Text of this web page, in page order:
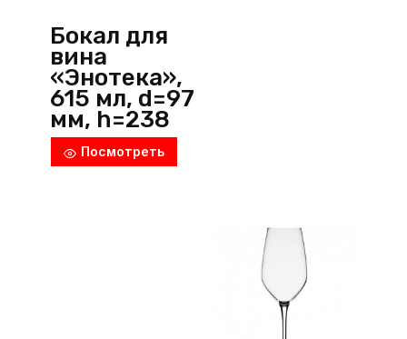
Бокал для
вина
«Энотека»,
615 мл, d=97
мм, h=238
мм, стекло,
прозрачны
Посмотреть